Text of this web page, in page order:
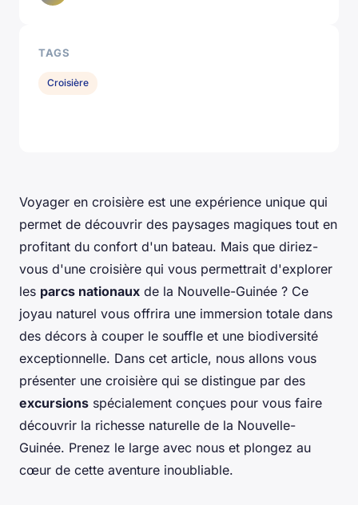
Voyager en croisière est une expérience unique qui
permet de découvrir des paysages magiques tout en
profitant du confort d'un bateau. Mais que diriez-
vous d'une croisière qui vous permettrait d'explorer
les parcs nationaux de la Nouvelle-Guinée ? Ce
joyau naturel vous offrira une immersion totale dans
des décors à couper le souffle et une biodiversité
exceptionnelle. Dans cet article, nous allons vous
présenter une croisière qui se distingue par des
excursions spécialement conçues pour vous faire
découvrir la richesse naturelle de la Nouvelle-
Guinée. Prenez le large avec nous et plongez au
cœur de cette aventure inoubliable.
TAGS
Croisière